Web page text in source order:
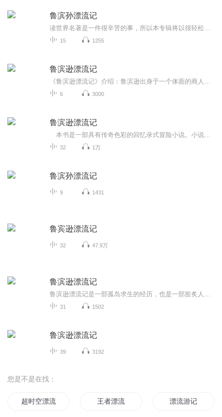
鲁滨孙漂流记
15 1255
鲁滨逊漂流记
6 3000
鲁滨逊漂流记
32 1万
鲁滨孙漂流记
9 1431
鲁宾逊漂流记
32 47.9万
鲁滨逊漂流记
31 1502
鲁滨逊漂流记
39 3192
您是不是在找：
超时空漂流记 王者漂流 漂流游记